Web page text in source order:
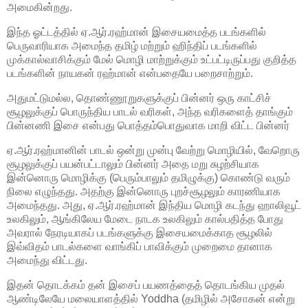
அமைகின்றது.
இந்த ஓட்டத்தில் ஏ.ஆர்.ரஹ்மான் இசையமைத்த படங்களில்
பெருவாரியாக அமைந்த தமிழ் மற்றும் ஹிந்திப் படங்களில்
முக்கால்வாசிக்கும் மேல் மொழி மாற்றுக்கும் உட்பட்டிருப்பது குறித்த
படங்களின் நாயகன் ரஹ்மான் என்பதையே பறைசாற்றும்.
அதுமட்டுமல்ல, தொண்ணூறுகளுக்குப் பின்னர் ஒரு காட்சிச்
சூழலுக்குப் பொருந்திய பாடல் வரிகள், அந்த வரிகளைத் தாங்கும்
பின்னணி இசை என்பது பொத்தம்பொதுவாக மாறி விட்ட பின்னர்
ஏ.ஆர்.ரஹ்மானின் பாடல் ஒன்று முன்பு வேற்று மொழியில், வேறொரு
சூழலுக்குப் பயன்பட்டாலும் பின்னர் அதை மறு சுழற்சியாக
இன்னொரு மொழிக்கு (பெரும்பாலும் தமிழுக்கு) கொண்டு வரும்
நிலை எழுந்தது. அதற்கு இன்னொரு புறச்சூழலும் காரணியாக
அமைந்தது. அது, ஏ.ஆர்.ரஹ்மான் இந்திய மொழி கடந்து ஹாலிவூட்
உலகிலும், ஆங்கிலேய மேடை நாடக உலகிலும் கால்பதித்த போது
அவரால் நேரடியாகப் படங்களுக்கு இசையமைக்காத சூழலில்
இவ்விதம் பாடல்களை வாங்கிப் பாவிக்கும் முறைமை தானாக
அமைந்து விட்டது.
இதன் தொடக்கம் தன் இசைப் பயணத்தைத் தொடங்கிய முதல்
ஆண்டிலேயே மலையாளத்தில் Yoddha (தமிழில் அசோகன் என்று